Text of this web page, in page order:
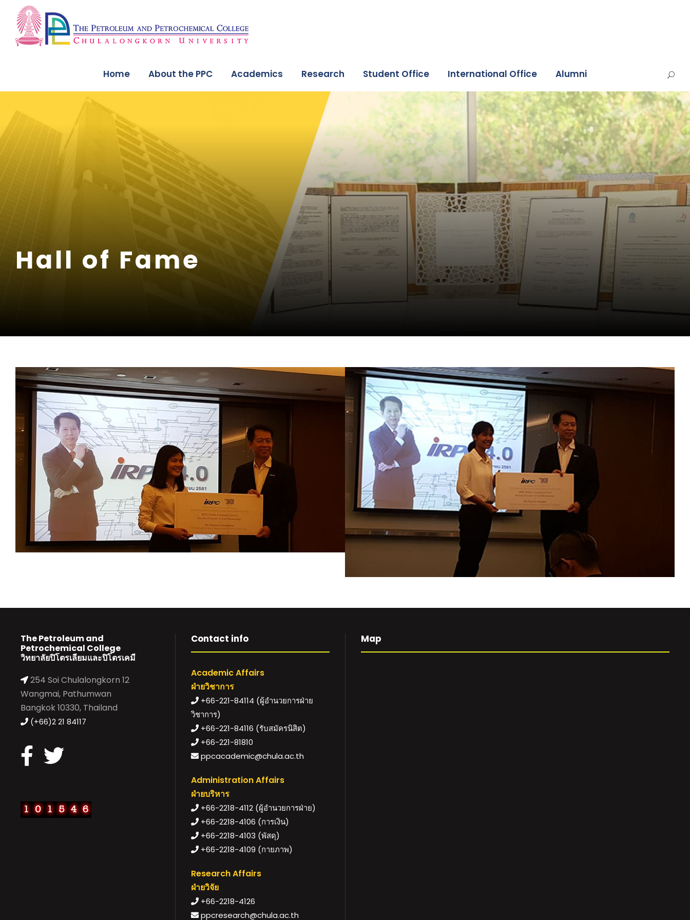
Home About the PPC Academics Research Student Office International Office Alumni
Hall of Fame
The Petroleum and
Petrochemical College
วิทยาลัยปิโตรเลียมและปิโตรเคมี
254 Soi Chulalongkorn 12
Wangmai, Pathumwan
Bangkok 10330, Thailand
(+66)2 21 84117
Contact info
Academic Affairs
ฝ่ายวิชาการ
+66-221-84114 (ผู้อำนวยการฝ่าย
วิชาการ)
+66-221-84116 (รับสมัครนิสิต)
+66-221-81810
ppcacademic@chula.ac.th
Administration Affairs
ฝ่ายบริหาร
+66-2218-4112 (ผู้อำนวยการฝ่าย)
+66-2218-4106 (การเงิน)
+66-2218-4103 (พัสดุ)
+66-2218-4109 (กายภาพ)
Research Affairs
ฝ่ายวิจัย
+66-2218-4126
ppcresearch@chula.ac.th
Map